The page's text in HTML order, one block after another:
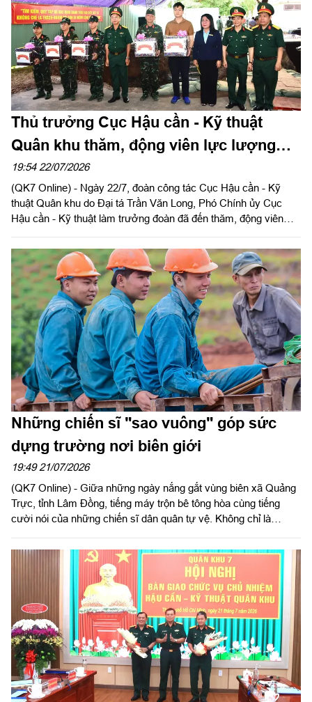
Thủ trưởng Cục Hậu cần - Kỹ thuật
Quân khu thăm, động viên lực lượng
làm nhiệm vụ tại Công viên Lê Thị Riêng
19:54 22/07/2026
(QK7 Online) - Ngày 22/7, đoàn công tác Cục Hậu cần - Kỹ
thuật Quân khu do Đại tá Trần Văn Long, Phó Chính ủy Cục
Hậu cần - Kỹ thuật làm trưởng đoàn đã đến thăm, động viên
kiếm, quy tập, xác minh danh tính hài cốt liệt sĩ tại Công viên Lê
Thị Riêng.
Những chiến sĩ "sao vuông" góp sức
dựng trường nơi biên giới
19:49 21/07/2026
(QK7 Online) - Giữa những ngày nắng gắt vùng biên xã Quảng
Trực, tỉnh Lâm Đồng, tiếng máy trộn bê tông hòa cùng tiếng
cười nói của những chiến sĩ dân quân tự vệ. Không chỉ là
người thợ xây đặc biệt, góp sức đẩy nhanh tiến độ Trường Phổ
thông nội trú liên cấp Tiểu học và THCS Quảng Trực.